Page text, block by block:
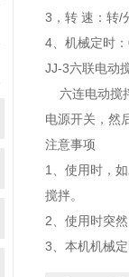
3，转 速：转/
4、机械定时
JJ-3六联电动
六连电动搅
电源开关，然
注意事项
1、使用时，
搅拌。
2、使用时突
3、本机机械